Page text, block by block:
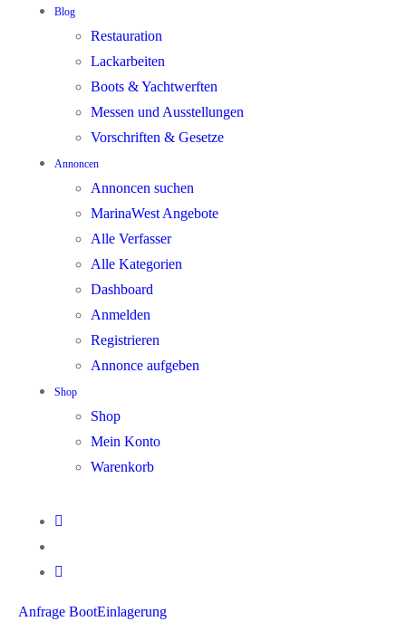
Blog
Restauration
Lackarbeiten
Boots & Yachtwerften
Messen und Ausstellungen
Vorschriften & Gesetze
Annoncen
Annoncen suchen
MarinaWest Angebote
Alle Verfasser
Alle Kategorien
Dashboard
Anmelden
Registrieren
Annonce aufgeben
Shop
Shop
Mein Konto
Warenkorb
Anfrage BootEinlagerung